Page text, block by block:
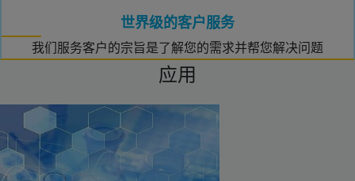
世界级的客户服务
我们服务客户的宗旨是了解您的需求并帮您解决问题
应用